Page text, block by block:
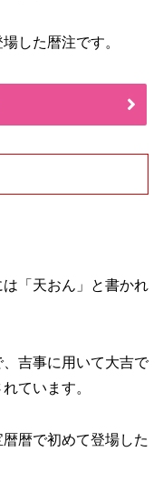
した暦注です。
は「天おん」と書かれ
吉事に用いて大吉で
ています。
暦で初めて登場した